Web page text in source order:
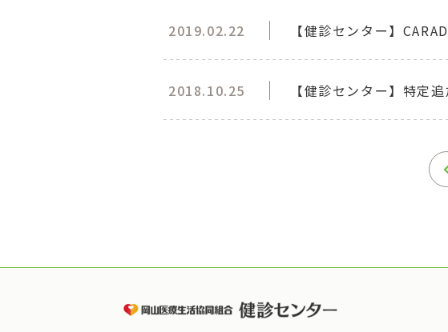
2019.02.22 【健診センター】
2018.10.25 【健診センター】特定追